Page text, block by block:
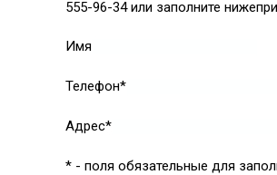
555-96-34 или заполните
Имя
Телефон*
Адрес*
* - поля обязательные для